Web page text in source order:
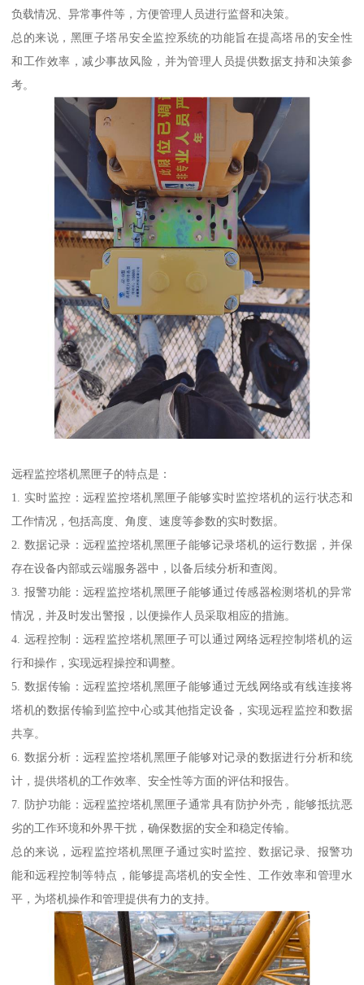
负载情况、异常事件等，方便管理人员进行监督和决策。
总的来说，黑匣子塔吊安全监控系统的功能旨在提高塔吊的安全性
和工作效率，减少事故风险，并为管理人员提供数据支持和决策参
考。
远程监控塔机黑匣子的特点是：
1. 实时监控：远程监控塔机黑匣子能够实时监控塔机的运行状态和
工作情况，包括高度、角度、速度等参数的实时数据。
2. 数据记录：远程监控塔机黑匣子能够记录塔机的运行数据，并保
存在设备内部或云端服务器中，以备后续分析和查阅。
3. 报警功能：远程监控塔机黑匣子能够通过传感器检测塔机的异常
情况，并及时发出警报，以便操作人员采取相应的措施。
4. 远程控制：远程监控塔机黑匣子可以通过网络远程控制塔机的运
行和操作，实现远程操控和调整。
5. 数据传输：远程监控塔机黑匣子能够通过无线网络或有线连接将
塔机的数据传输到监控中心或其他指定设备，实现远程监控和数据
共享。
6. 数据分析：远程监控塔机黑匣子能够对记录的数据进行分析和统
计，提供塔机的工作效率、安全性等方面的评估和报告。
7. 防护功能：远程监控塔机黑匣子通常具有防护外壳，能够抵抗恶
劣的工作环境和外界干扰，确保数据的安全和稳定传输。
总的来说，远程监控塔机黑匣子通过实时监控、数据记录、报警功
能和远程控制等特点，能够提高塔机的安全性、工作效率和管理水
平，为塔机操作和管理提供有力的支持。